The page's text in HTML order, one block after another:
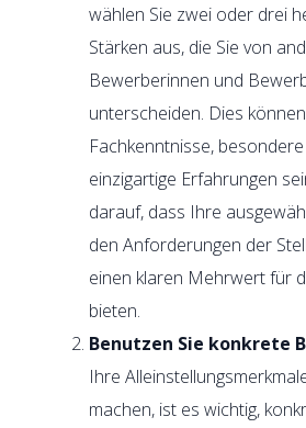
wählen Sie zwei oder drei
Stärken aus, die Sie von
Bewerberinnen und
unterscheiden. Dies
Fachkenntnisse,
einzigartige Erfahrungen
darauf, dass Ihre
den Anforderungen der
einen klaren Mehrwert für
bieten.
Benutzen Sie konkrete
Ihre
machen, ist es wichtig,